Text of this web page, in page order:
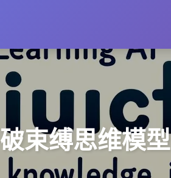
破束缚思维模型